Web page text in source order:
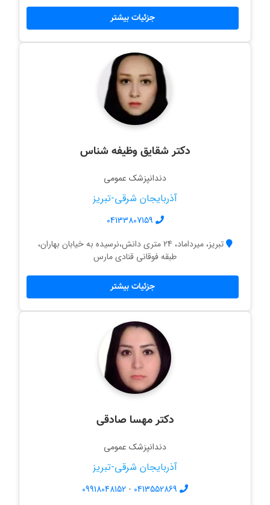
جزئیات بیشتر
دکتر شقایق وظیفه شناس
دندانپزشک عمومی
آذربایجان شرقی-تبریز
04133807159
تبریز، میرداماد، 24 متری دانش،نرسیده به خیابان بهاران،
طبقه فوقانی قنادی مارس
جزئیات بیشتر
دکتر مهسا صادقی
دندانپزشک عمومی
آذربایجان شرقی-تبریز
0413552869
-
09918048152